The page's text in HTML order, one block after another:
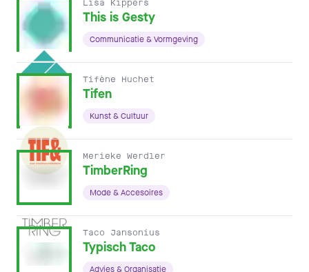
Lisa Kippers
This is Gesty
Communicatie & Vormgeving
Tifène Huchet
Tifen
Kunst & Cultuur
Merieke Werdler
TimberRing
Mode & Accesoires
Taco Jansonius
Typisch Taco
Advies & Organisatie